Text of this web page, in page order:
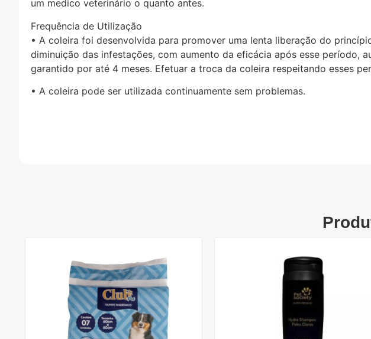
um medico veterinário o quanto antes.
Frequência de Utilização
• A coleira foi desenvolvida para promover uma lenta liberação do
diminuição das infestações, com aumento da eficácia após esse período,
garantido por até 4 meses. Efetuar a troca da coleira respeitando esses
• A coleira pode ser utilizada continuamente sem problemas.